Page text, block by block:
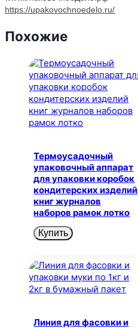
https://upakovochnoedelo.ru/
Похожие
Термоусадочный
упаковочный аппарат
для упаковки коробок
кондитерских изделий
книг журналов
наборов рамок лотко
Купить
Линия для фасовки и